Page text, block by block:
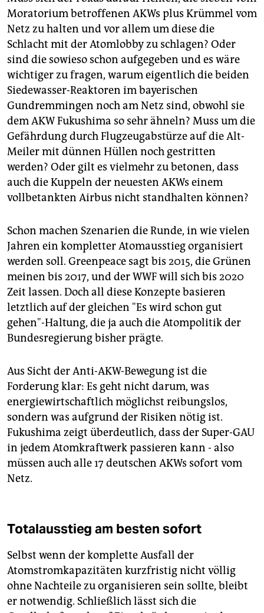
Moratorium betroffenen AKWs plus Krümmel vom
Netz zu halten und vor allem um diese die
Schlacht mit der Atomlobby zu schlagen? Oder
sind die sowieso schon aufgegeben und es wäre
wichtiger zu fragen, warum eigentlich die beiden
Siedewasser-Reaktoren im bayerischen
Gundremmingen noch am Netz sind, obwohl sie
dem AKW Fukushima so sehr ähneln? Muss um die
Gefährdung durch Flugzeugabstürze auf die Alt-
Meiler mit dünnen Hüllen noch gestritten
werden? Oder gilt es vielmehr zu betonen, dass
auch die Kuppeln der neuesten AKWs einem
vollbetankten Airbus nicht standhalten können?
Schon machen Szenarien die Runde, in wie vielen
Jahren ein kompletter Atomausstieg organisiert
werden soll. Greenpeace sagt bis 2015, die Grünen
meinen bis 2017, und der WWF will sich bis 2020
Zeit lassen. Doch all diese Konzepte basieren
letztlich auf der gleichen "Es wird schon gut
gehen"-Haltung, die ja auch die Atompolitik der
Bundesregierung bisher prägte.
Aus Sicht der Anti-AKW-Bewegung ist die
Forderung klar: Es geht nicht darum, was
energiewirtschaftlich möglichst reibungslos,
sondern was aufgrund der Risiken nötig ist.
Fukushima zeigt überdeutlich, dass der Super-GAU
in jedem Atomkraftwerk passieren kann - also
müssen auch alle 17 deutschen AKWs sofort vom
Netz.
Totalausstieg am besten sofort
Selbst wenn der komplette Ausfall der
Atomstromkapazitäten kurzfristig nicht völlig
ohne Nachteile zu organisieren sein sollte, bleibt
er notwendig. Schließlich lässt sich die